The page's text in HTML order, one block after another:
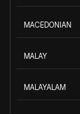
MACEDONIAN
MALAY
MALAYALAM